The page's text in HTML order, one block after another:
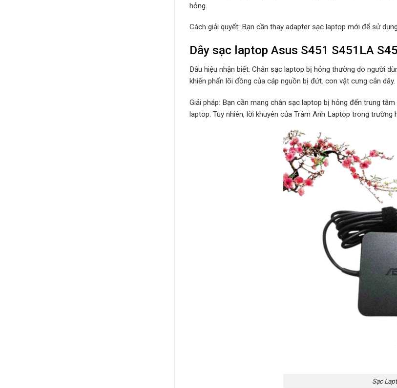
hỏng.
Cách giải quyết: Bạn cần thay adapter sạc laptop mới để sử
Dây sạc laptop Asus S451 S451LA
Dấu hiệu nhận biết: Chân sạc laptop bị hỏng thường do người
khiến phấn lõi đồng của cáp nguồn bị đứt. con vật cưng cắn dây.
Giải pháp: Bạn cần mang chân sạc laptop bị hỏng đến trung
laptop. Tuy nhiên, lời khuyên của Trâm Anh Laptop trong
Sạc